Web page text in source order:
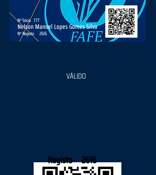
777
Nº Sócio
Nelson Manuel Lopes Gomes Silva
2616
Nº Registo
VÁLIDO
Registo 2616